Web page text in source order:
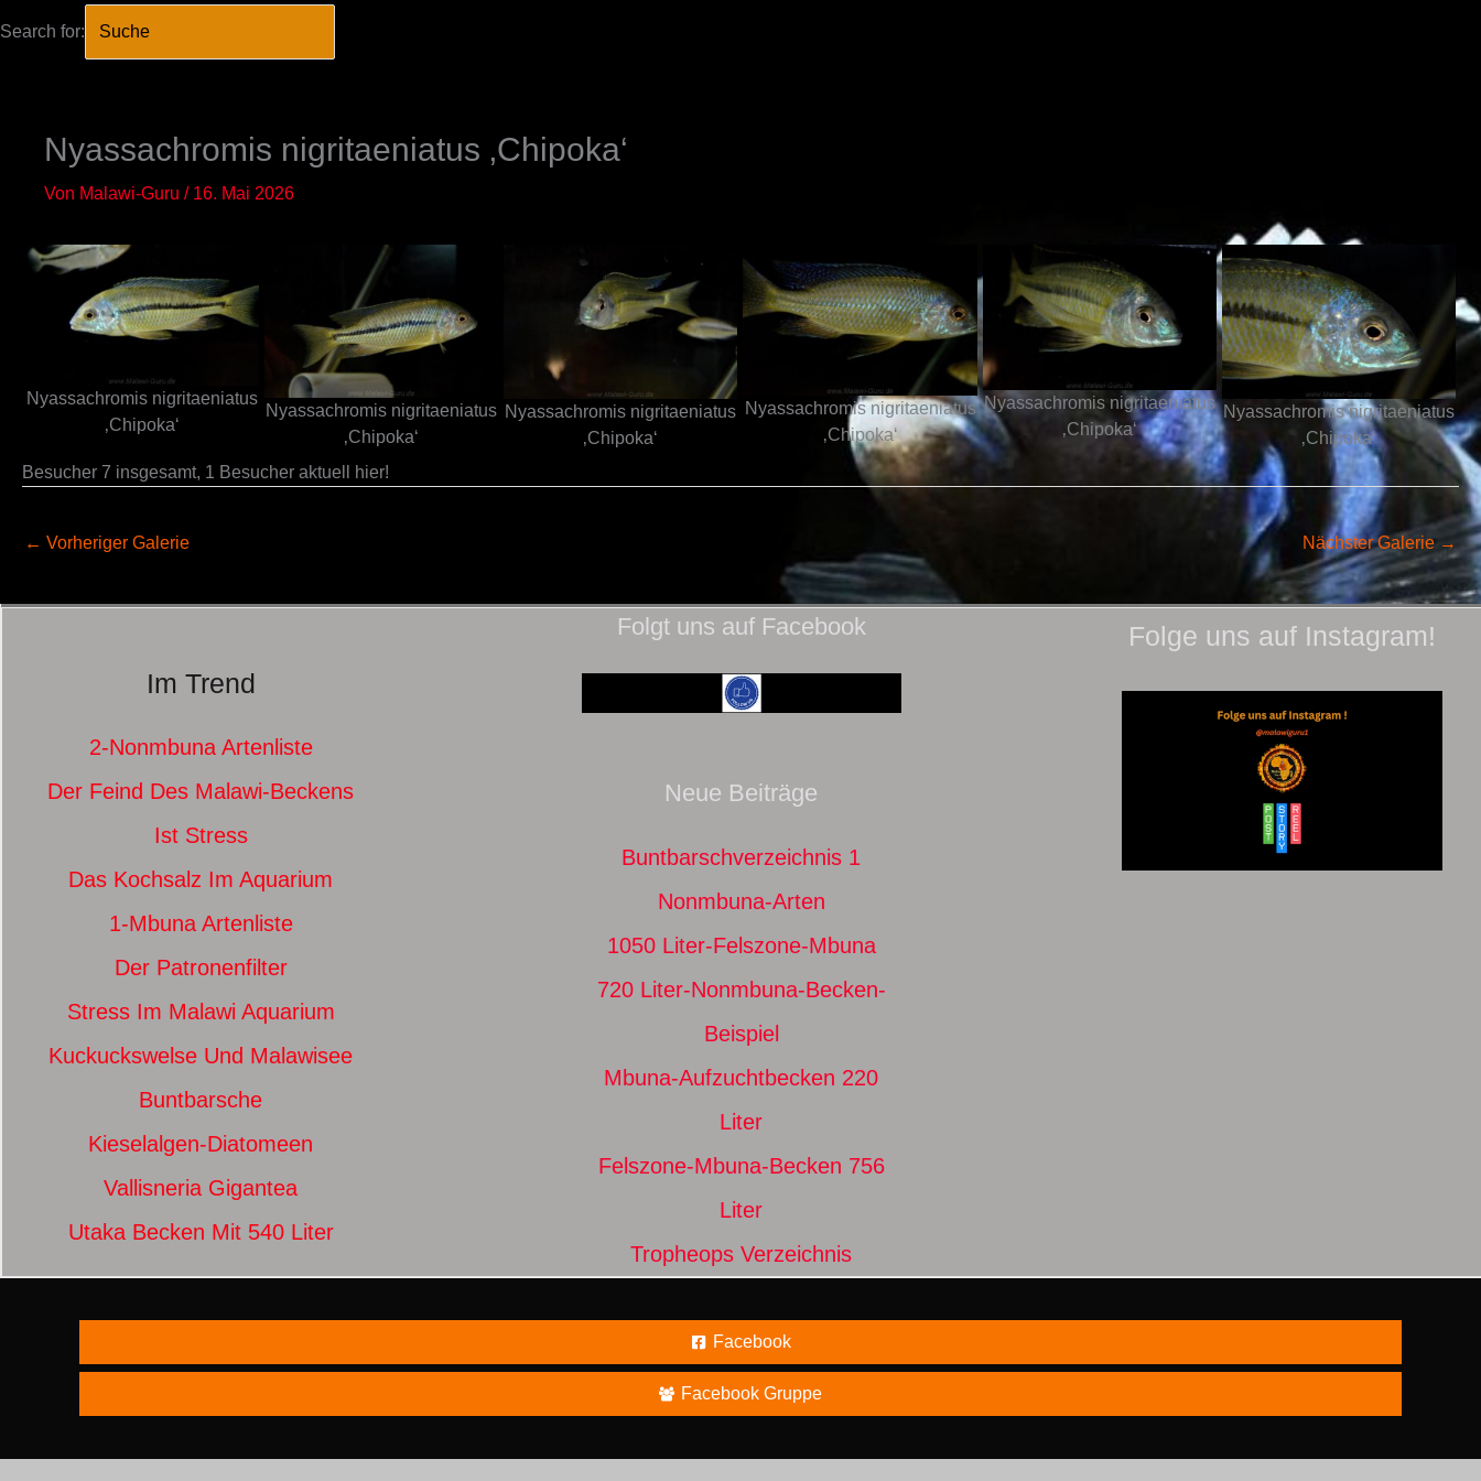
Search for:
Nyassachromis nigritaeniatus ‚Chipoka‘
Von Malawi-Guru / 16. Mai 2026
Nyassachromis nigritaeniatus
‚Chipoka‘
Nyassachromis nigritaeniatus
‚Chipoka‘
Nyassachromis nigritaeniatus
‚Chipoka‘
Nyassachromis nigritaeniatus
‚Chipoka‘
Nyassachromis nigritaeniatus
‚Chipoka‘
Nyassachromis nigritaeniatus
‚Chipoka‘
Besucher 7 insgesamt, 1 Besucher aktuell hier!
← Vorheriger Galerie Nächster Galerie →
Im Trend
2-Nonmbuna Artenliste
Der Feind Des Malawi-Beckens
Ist Stress
Das Kochsalz Im Aquarium
1-Mbuna Artenliste
Der Patronenfilter
Stress Im Malawi Aquarium
Kuckuckswelse Und Malawisee
Buntbarsche
Kieselalgen-Diatomeen
Vallisneria Gigantea
Utaka Becken Mit 540 Liter
Folgt uns auf Facebook
Neue Beiträge
Buntbarschverzeichnis 1
Nonmbuna-Arten
1050 Liter-Felszone-Mbuna
720 Liter-Nonmbuna-Becken-
Beispiel
Mbuna-Aufzuchtbecken 220
Liter
Felszone-Mbuna-Becken 756
Liter
Tropheops Verzeichnis
Folge uns auf Instagram!
Facebook
Facebook Gruppe